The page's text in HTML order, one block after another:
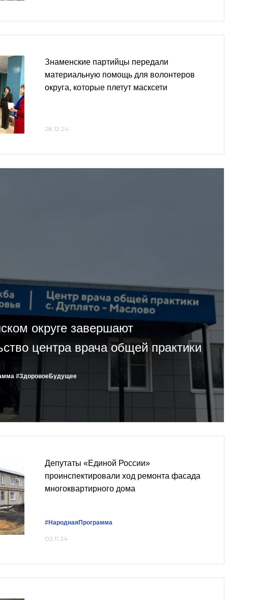
Знаменские партийцы передали
материальную помощь для волонтеров
округа, которые плетут масксети
28.12.24
округе завершают
центра врача общей практики
#ЗдоровоеБудущее
Депутаты «Единой России»
проинспектировали ход ремонта фасада
многоквартирного дома
#НароднаяПрограмма
02.11.24